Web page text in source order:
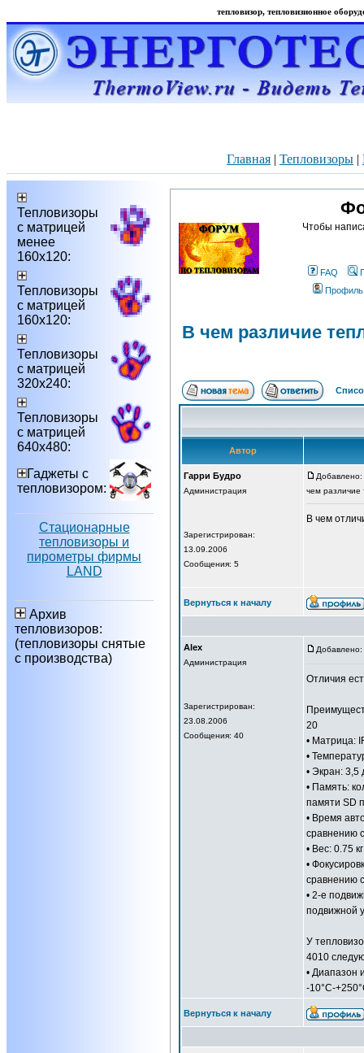
тепловизор, тепловизионное
Главная | Тепловизоры |
Тепловизоры
с матрицей
менее
160х120:
Тепловизоры
с матрицей
160х120:
Тепловизоры
с матрицей
320х240:
Тепловизоры
с матрицей
640х480:
Гаджеты с
тепловизором:
Стационарные
тепловизоры и
пирометры фирмы
LAND
Архив
тепловизоров:
(тепловизоры снятые
с производства)
Чтобы
FAQ
Профиль
В чем различие
Автор
Гарри Будро
Администрация
Зарегистрирован:
13.09.2006
Сообщения: 5
чем различие
В чем
Вернуться к началу
Alex
Администрация
Зарегистрирован:
23.08.2006
Сообщения: 40
Отличия
20
• Матрица:
•
• Экран: 3,5
• Память:
памяти SD
• Время
сравнению
• Вес: 0.75
•
сравнению
• 2-е
подвижной
У
4010
• Диапазон
-10°С-
Вернуться к началу